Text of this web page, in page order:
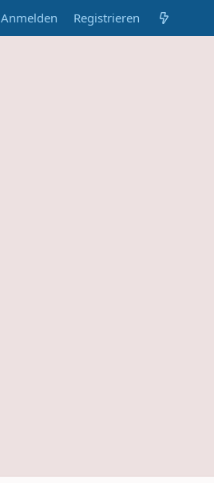
Anmelden Registrieren